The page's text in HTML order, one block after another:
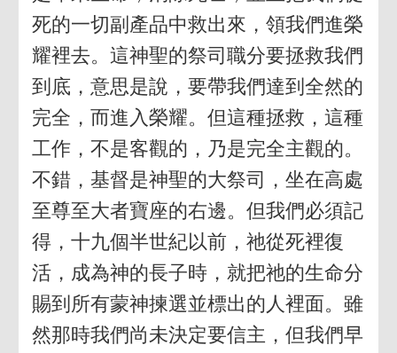
死的一切副產品中救出來，領我們進榮
耀裡去。這神聖的祭司職分要拯救我們
到底，意思是說，要帶我們達到全然的
完全，而進入榮耀。但這種拯救，這種
工作，不是客觀的，乃是完全主觀的。
不錯，基督是神聖的大祭司，坐在高處
至尊至大者寶座的右邊。但我們必須記
得，十九個半世紀以前，祂從死裡復
活，成為神的長子時，就把祂的生命分
賜到所有蒙神揀選並標出的人裡面。雖
然那時我們尚未決定要信主，但我們早